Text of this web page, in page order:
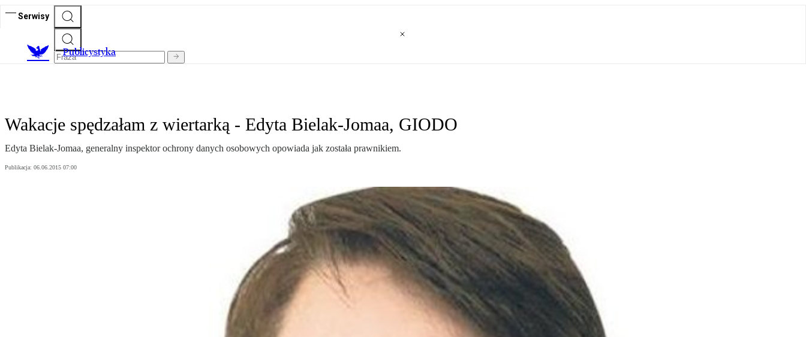
Serwisy
Publicystyka
Wakacje spędzałam z wiertarką - Edyta Bielak-Jomaa, GIODO
Edyta Bielak-Jomaa, generalny inspektor ochrony danych osobowych opowiada jak została prawnikiem.
Publikacja: 06.06.2015 07:00